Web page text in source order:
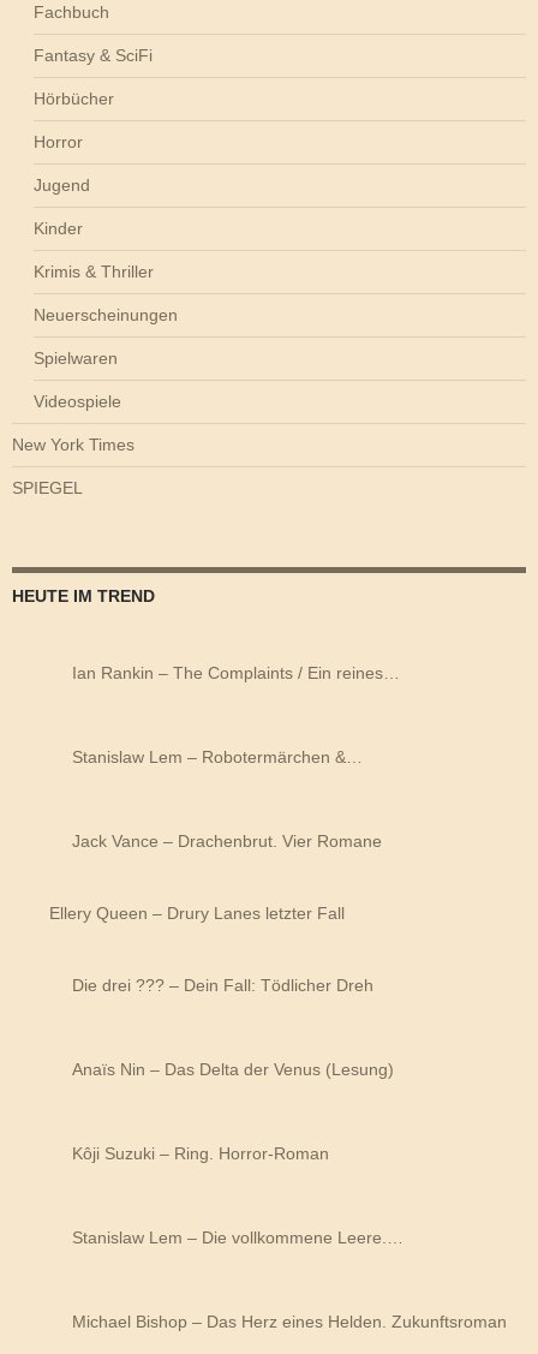
Fachbuch
Fantasy & SciFi
Hörbücher
Horror
Jugend
Kinder
Krimis & Thriller
Neuerscheinungen
Spielwaren
Videospiele
New York Times
SPIEGEL
HEUTE IM TREND
Ian Rankin – The Complaints / Ein reines…
Stanislaw Lem – Robotermärchen &…
Jack Vance – Drachenbrut. Vier Romane
Ellery Queen – Drury Lanes letzter Fall
Die drei ??? – Dein Fall: Tödlicher Dreh
Anaïs Nin – Das Delta der Venus (Lesung)
Kôji Suzuki – Ring. Horror-Roman
Stanislaw Lem – Die vollkommene Leere.…
Michael Bishop – Das Herz eines Helden. Zukunftsroman